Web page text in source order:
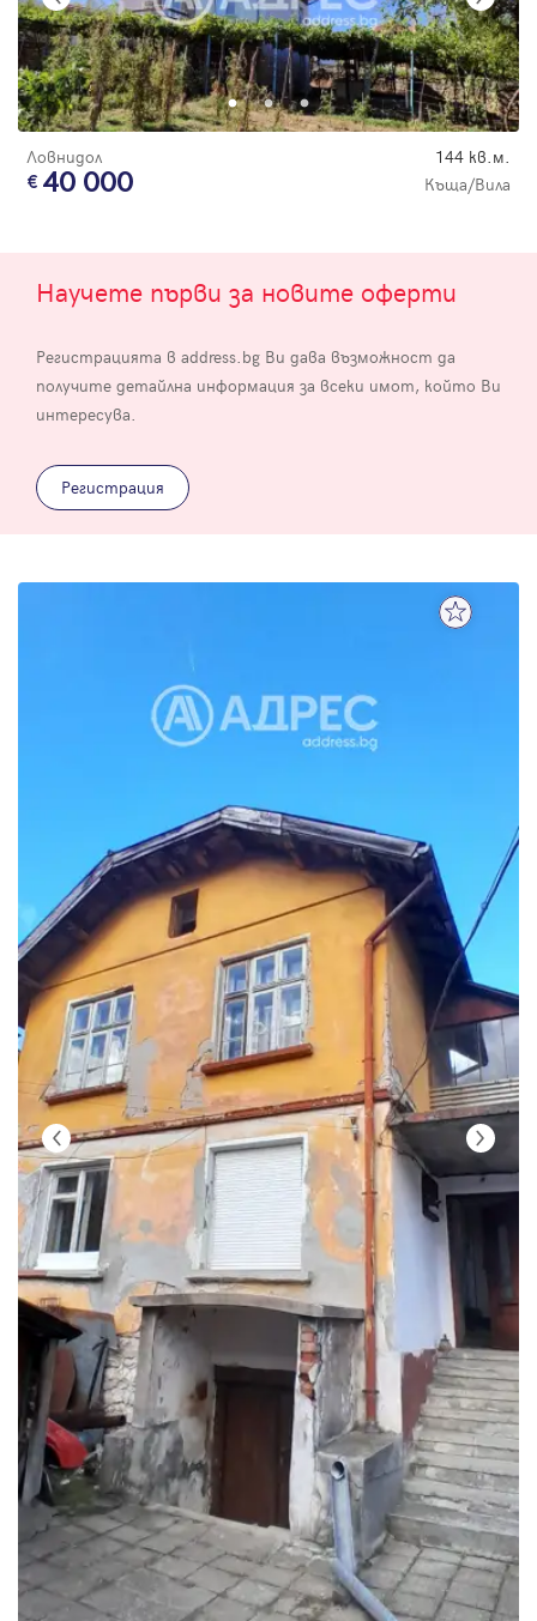
Ловнидол 144 кв.м.
40 000 Къща/Вила
Научете първи за новите оферти
Регистрацията в address.bg Ви дава възможност да
получите детайлна информация за всеки имот, който Ви
интересува.
Регистрация